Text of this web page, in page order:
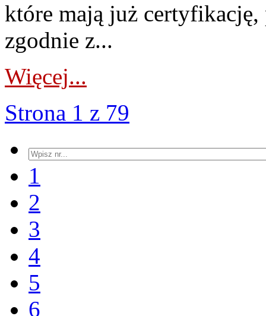
które mają już
zgodnie z...
Więcej...
Strona 1 z 79
1
2
3
4
5
6